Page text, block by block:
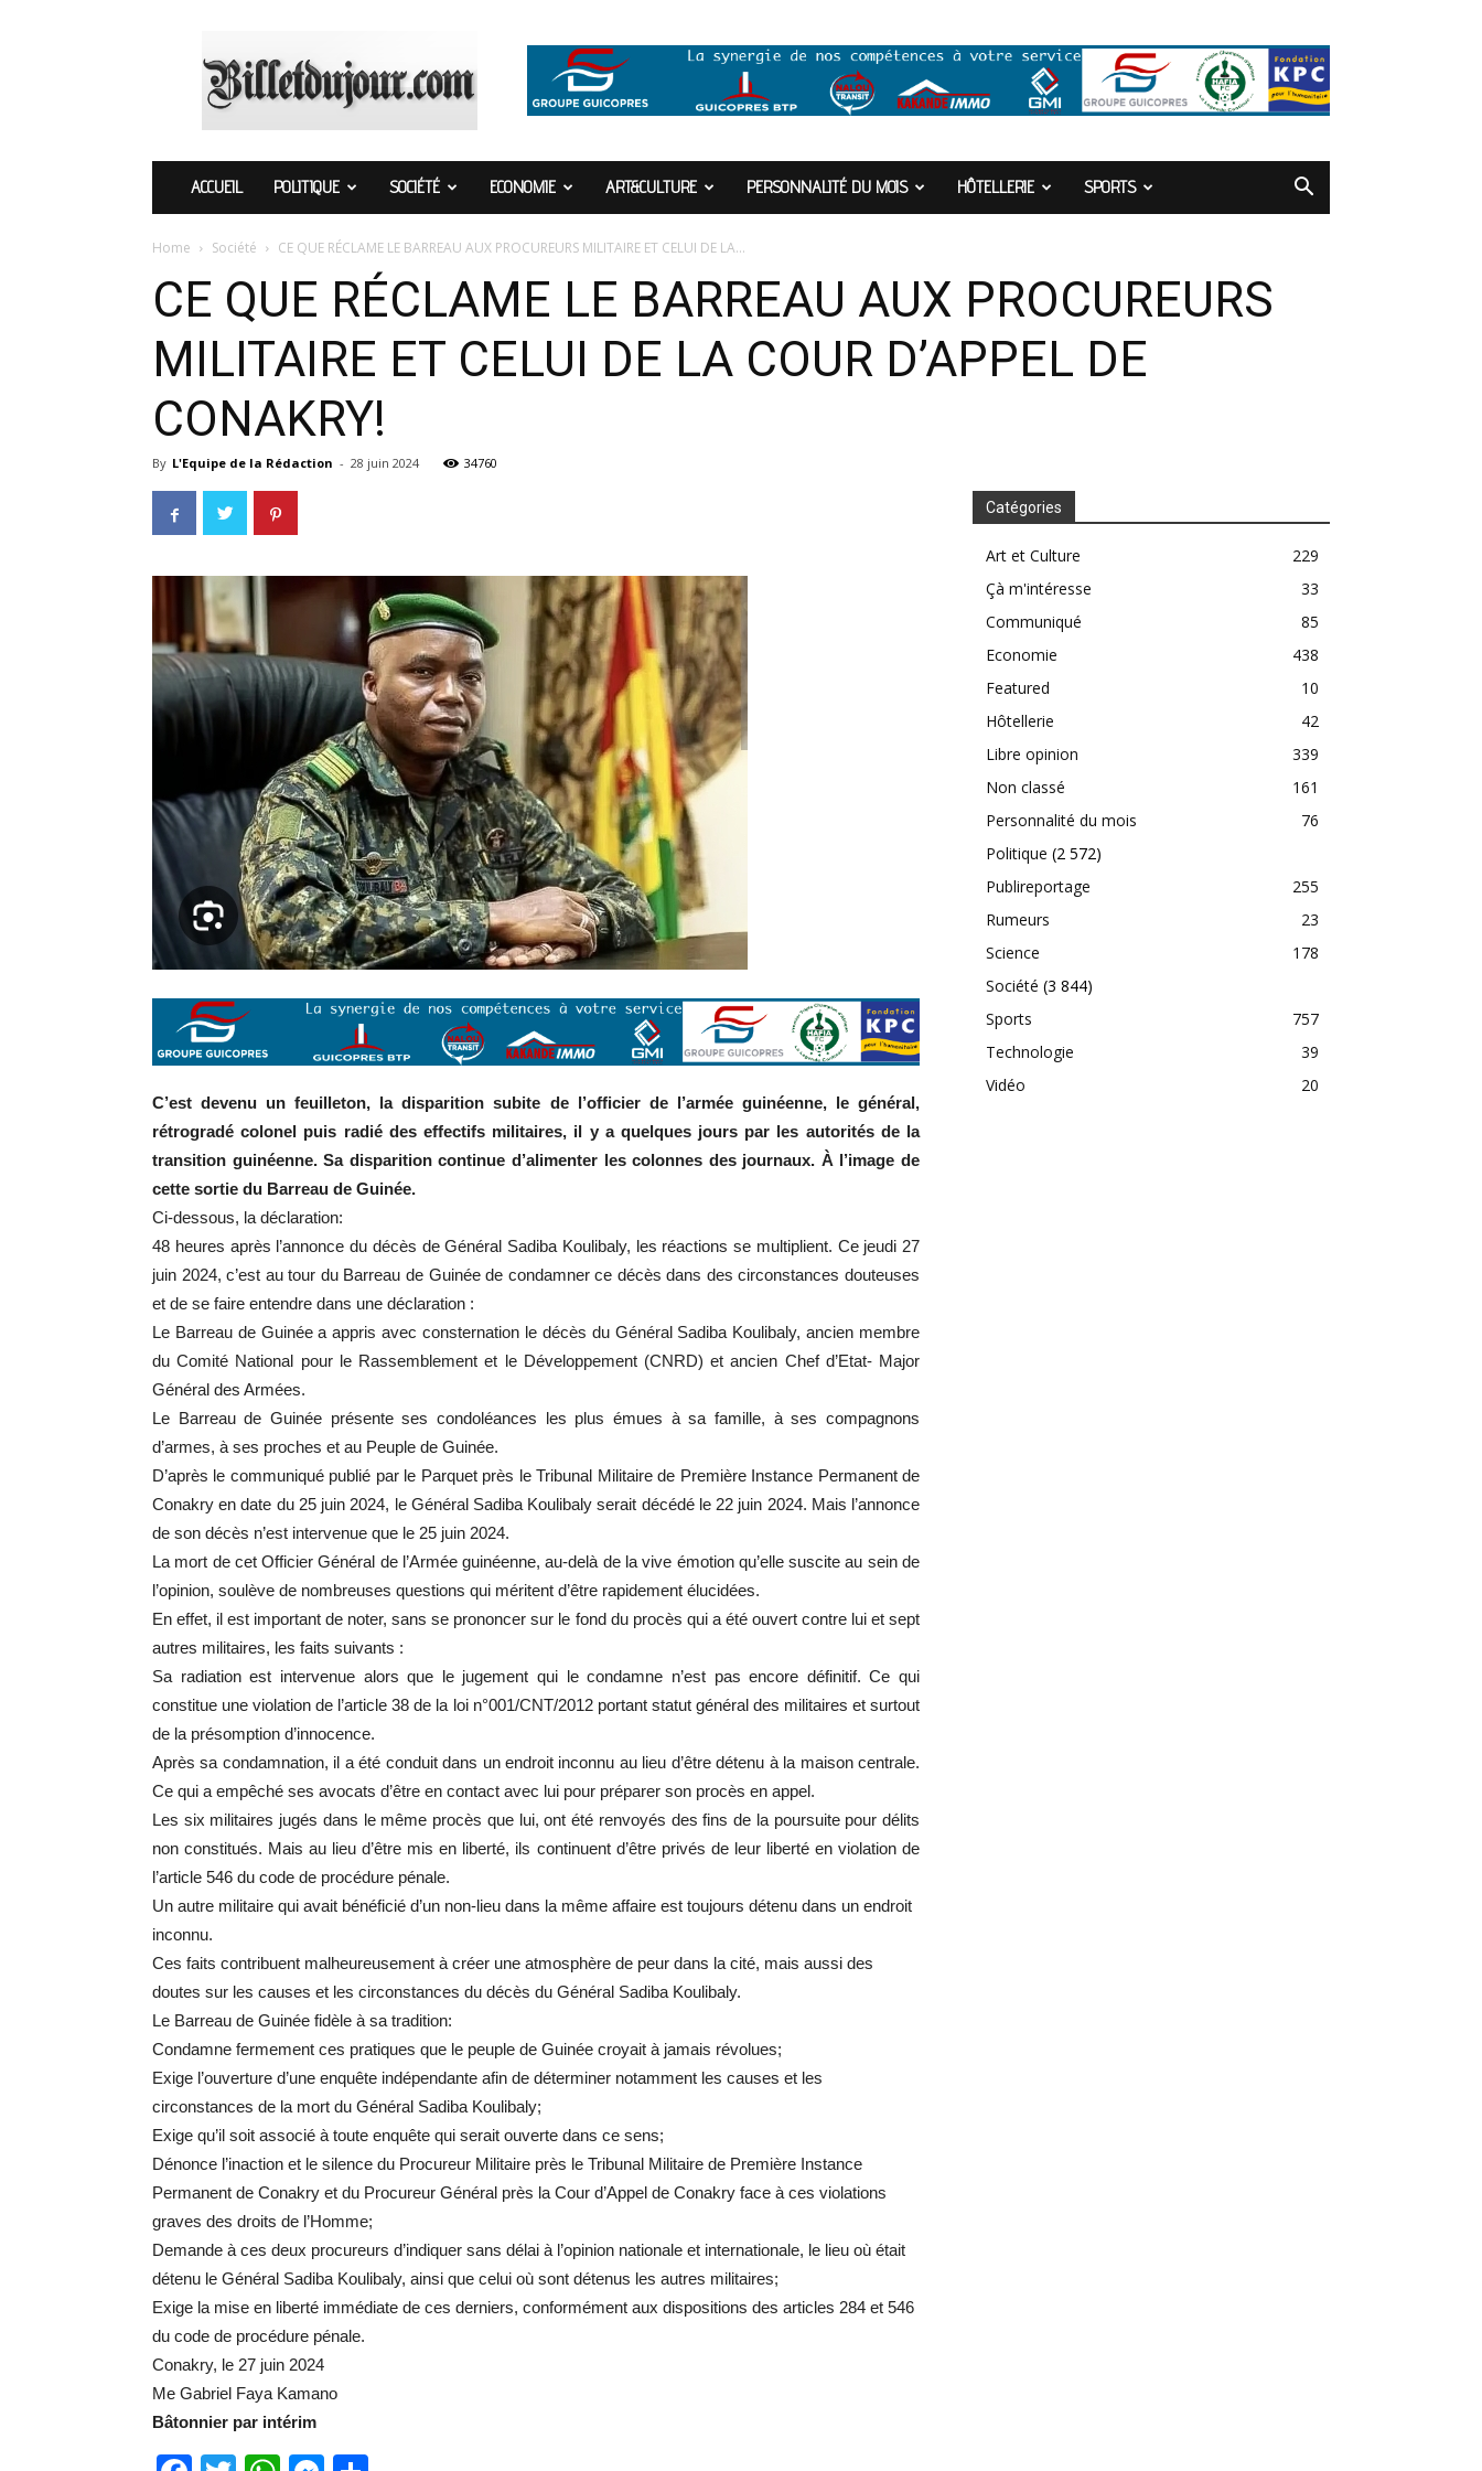
ACCUEIL POLITIQUE SOCIÉTÉ ECONOMIE ART&CULTURE PERSONNALITÉ DU MOIS HÔTELLERIE SPORTS
Home Société CE QUE RÉCLAME LE BARREAU AUX PROCUREURS MILITAIRE ET CELUI DE LA...
CE QUE RÉCLAME LE BARREAU AUX PROCUREURS
MILITAIRE ET CELUI DE LA COUR D’APPEL DE
CONAKRY!
By L'Equipe de la Rédaction - 28 juin 2024 34760
C’est devenu un feuilleton, la disparition subite de l’officier de l’armée guinéenne, le général,
rétrogradé colonel puis radié des effectifs militaires, il y a quelques jours par les autorités de la
transition guinéenne. Sa disparition continue d’alimenter les colonnes des journaux. À l’image de
cette sortie du Barreau de Guinée.
Ci-dessous, la déclaration:
48 heures après l’annonce du décès de Général Sadiba Koulibaly, les réactions se multiplient. Ce jeudi 27
juin 2024, c’est au tour du Barreau de Guinée de condamner ce décès dans des circonstances douteuses
et de se faire entendre dans une déclaration :
Le Barreau de Guinée a appris avec consternation le décès du Général Sadiba Koulibaly, ancien membre
du Comité National pour le Rassemblement et le Développement (CNRD) et ancien Chef d’Etat- Major
Général des Armées.
Le Barreau de Guinée présente ses condoléances les plus émues à sa famille, à ses compagnons
d’armes, à ses proches et au Peuple de Guinée.
D’après le communiqué publié par le Parquet près le Tribunal Militaire de Première Instance Permanent de
Conakry en date du 25 juin 2024, le Général Sadiba Koulibaly serait décédé le 22 juin 2024. Mais l’annonce
de son décès n’est intervenue que le 25 juin 2024.
La mort de cet Officier Général de l’Armée guinéenne, au-delà de la vive émotion qu’elle suscite au sein de
l’opinion, soulève de nombreuses questions qui méritent d’être rapidement élucidées.
En effet, il est important de noter, sans se prononcer sur le fond du procès qui a été ouvert contre lui et sept
autres militaires, les faits suivants :
Sa radiation est intervenue alors que le jugement qui le condamne n’est pas encore définitif. Ce qui
constitue une violation de l’article 38 de la loi n°001/CNT/2012 portant statut général des militaires et surtout
de la présomption d’innocence.
Après sa condamnation, il a été conduit dans un endroit inconnu au lieu d’être détenu à la maison centrale.
Ce qui a empêché ses avocats d’être en contact avec lui pour préparer son procès en appel.
Les six militaires jugés dans le même procès que lui, ont été renvoyés des fins de la poursuite pour délits
non constitués. Mais au lieu d’être mis en liberté, ils continuent d’être privés de leur liberté en violation de
l’article 546 du code de procédure pénale.
Un autre militaire qui avait bénéficié d’un non-lieu dans la même affaire est toujours détenu dans un endroit
inconnu.
Ces faits contribuent malheureusement à créer une atmosphère de peur dans la cité, mais aussi des
doutes sur les causes et les circonstances du décès du Général Sadiba Koulibaly.
Le Barreau de Guinée fidèle à sa tradition:
Condamne fermement ces pratiques que le peuple de Guinée croyait à jamais révolues;
Exige l’ouverture d’une enquête indépendante afin de déterminer notamment les causes et les
circonstances de la mort du Général Sadiba Koulibaly;
Exige qu’il soit associé à toute enquête qui serait ouverte dans ce sens;
Dénonce l’inaction et le silence du Procureur Militaire près le Tribunal Militaire de Première Instance
Permanent de Conakry et du Procureur Général près la Cour d’Appel de Conakry face à ces violations
graves des droits de l’Homme;
Demande à ces deux procureurs d’indiquer sans délai à l’opinion nationale et internationale, le lieu où était
détenu le Général Sadiba Koulibaly, ainsi que celui où sont détenus les autres militaires;
Exige la mise en liberté immédiate de ces derniers, conformément aux dispositions des articles 284 et 546
du code de procédure pénale.
Conakry, le 27 juin 2024
Me Gabriel Faya Kamano
Bâtonnier par intérim
Catégories
Art et Culture
229
Çà m'intéresse
33
Communiqué
85
Economie
438
Featured
10
Hôtellerie
42
Libre opinion
339
Non classé
161
Personnalité du mois
76
Politique (2 572)
Publireportage
255
Rumeurs
23
Science
178
Société (3 844)
Sports
757
Technologie
39
Vidéo
20